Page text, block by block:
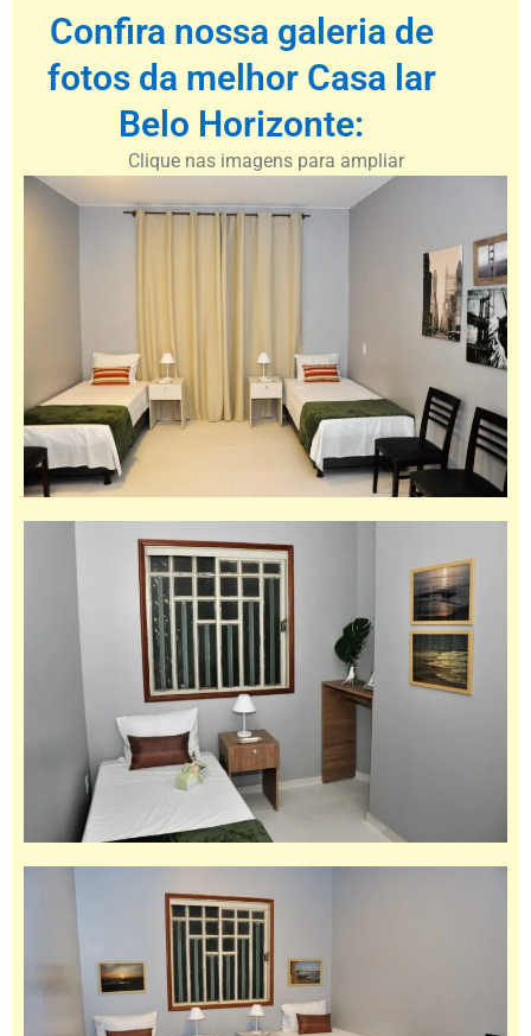
Confira nossa galeria de
fotos da melhor Casa lar
Belo Horizonte:
Clique nas imagens para ampliar